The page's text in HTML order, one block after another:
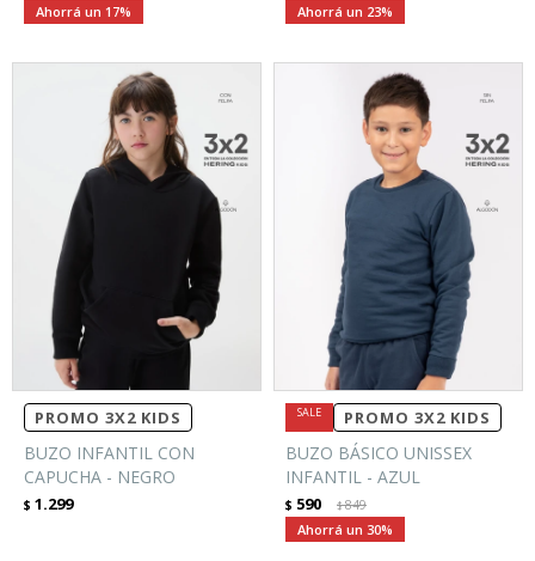
17 23
PROMO 3X2 KIDS
BUZO INFANTIL CON
CAPUCHA - NEGRO
$ 1.299
PROMO 3X2 KIDS
BUZO BÁSICO UNISSEX
INFANTIL - AZUL
$ 590 $849
30